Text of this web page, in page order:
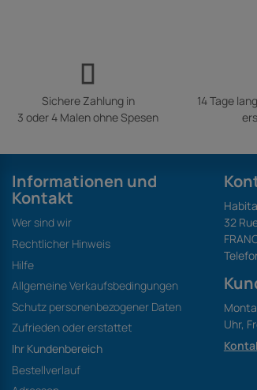
Sichere Zahlung in
3 oder 4 Malen ohne Spesen
14 Tage
Informationen und
Kontakt
Wer sind wir
Rechtlicher Hinweis
Hilfe
Allgemeine Verkaufsbedingungen
Schutz personenbezogener Daten
Zufrieden oder erstattet
Ihr Kundenbereich
Bestellverlauf
32
Uhr,